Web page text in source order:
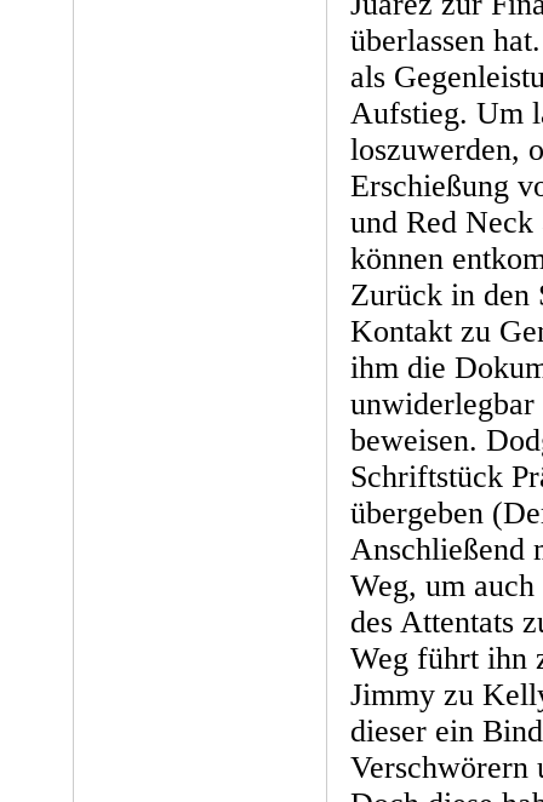
überlassen
als
Aufstieg. Um
loszuwerden,
Erschießung
und Red
können
Zurück in den
Kontakt zu
ihm die
unwiderlegbar
beweisen.
Schriftstück
übergeben
Anschließend
Weg, um
des Attentats
Weg führt ihn
Jimmy zu
dieser ein
Verschwörern